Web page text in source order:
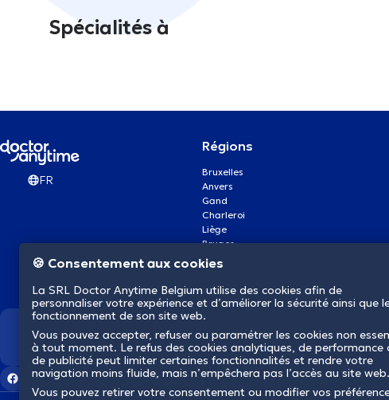
Spécialités à
FR
Régions
Bruxelles
Anvers
Gand
Charleroi
Liège
Bruges
Namur
Mons
Aalst Flandre-Orientale
Nous révolutionnons la santé
🍪 Consentement aux cookies
La SRL Doctor Anytime Belgium utilise des cookies afin de
personnaliser votre expérience et d’améliorer la sécurité ainsi que
fonctionnement de son site web.
Vous pouvez accepter, refuser ou paramétrer les cookies non
à tout moment. Le refus des cookies analytiques, de performance
de publicité peut limiter certaines fonctionnalités et rendre votre
navigation moins fluide, mais n’empêchera pas l’accès au site web.
Vous pouvez retirer votre consentement ou modifier vos